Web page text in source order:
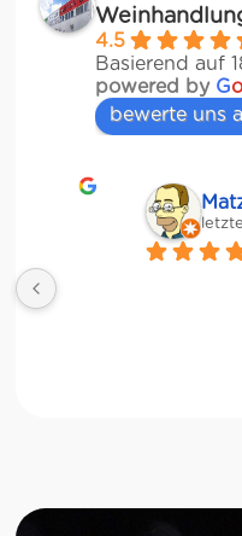
4.5
Basierend auf
powered by G
bewerte uns
Matze
letztes Jahr